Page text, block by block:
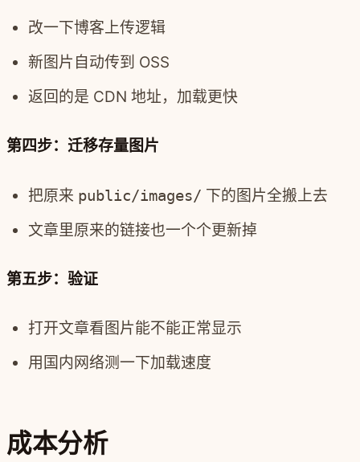
改一下博客上传逻辑
新图片自动传到 OSS
返回的是 CDN 地址，加载更快
第四步：迁移存量图片
把原来 public/images/ 下的图片全搬上去
文章里原来的链接也一个个更新掉
第五步：验证
打开文章看图片能不能正常显示
用国内网络测一下加载速度
成本分析